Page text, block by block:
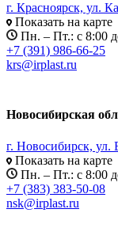
г. Красноярск, ул.
Показать на карте
Пн. – Пт.: с 8:00
+7 (391) 986-66-25
krs@irplast.ru
Новосибирская
г. Новосибирск, ул.
Показать на карте
Пн. – Пт.: с 8:00
+7 (383) 383-50-08
nsk@irplast.ru